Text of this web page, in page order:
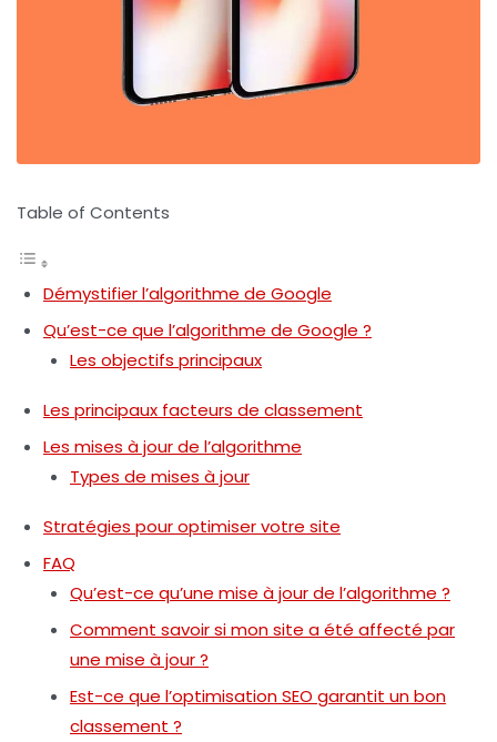
Table of Contents
Démystifier l’algorithme de Google
Qu’est-ce que l’algorithme de Google ?
Les objectifs principaux
Les principaux facteurs de classement
Les mises à jour de l’algorithme
Types de mises à jour
Stratégies pour optimiser votre site
FAQ
Qu’est-ce qu’une mise à jour de l’algorithme ?
Comment savoir si mon site a été affecté par
une mise à jour ?
Est-ce que l’optimisation SEO garantit un bon
classement ?